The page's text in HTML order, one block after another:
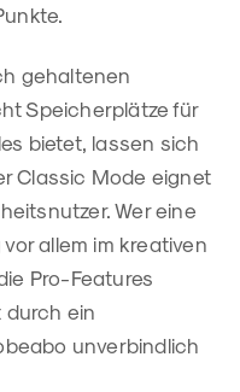
gehaltenen
Speicherplätze für
bietet, lassen sich
Classic Mode eignet
Wer eine
allem im kreativen
Pro-Features
durch ein
unverbindlich